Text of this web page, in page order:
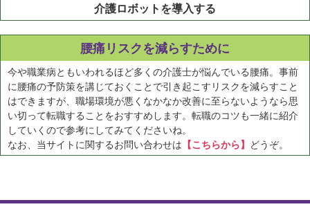
介護ロボットを導入する
腰痛リスクを減らすために
今や職業病ともいわれるほど多くの介護士が悩んでいる腰痛。事前
に腰痛の予防策を講じておくことで引き起こすリスクを減らすこと
はできますが、職場環境が悪くなかなか改善に至らないようなら思
い切って転職することをおすすめします。転職のコツも一緒に紹介
していくので参考にしてみてくださいね。
なお、当サイトに関するお問い合わせは 【こちらから】 どうぞ。